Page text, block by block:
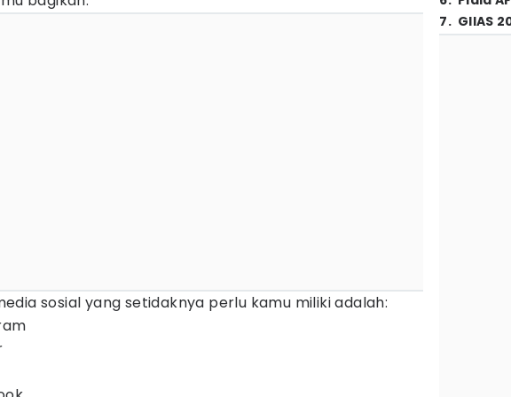
sosial yang setidaknya perlu kamu miliki adalah:
7. GIIAS